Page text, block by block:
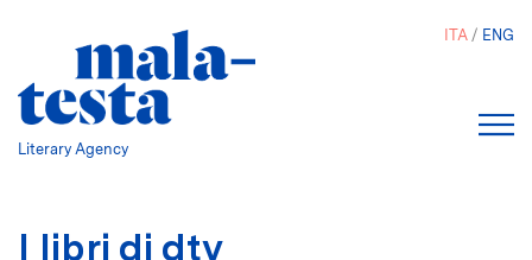
Literary Agency
ITA ENG
I libri di dtv